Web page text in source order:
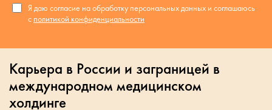
Я даю согласие на обработку персональных данных и соглашаюсь
с политикой конфиденциальности
Карьера в России и заграницей в
международном медицинском
холдинге